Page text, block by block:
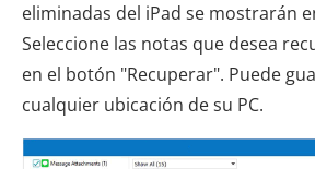
eliminadas del iPad se mostrarán
Seleccione las notas que desea
en el botón "Recuperar". Puede
cualquier ubicación de su PC.